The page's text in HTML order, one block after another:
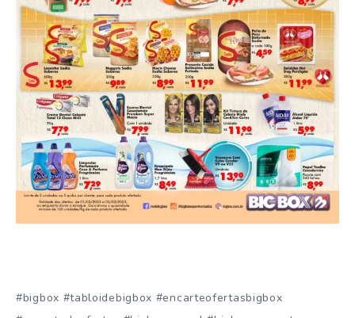
#bigbox #tabloidebigbox #encarteofertasbigbox